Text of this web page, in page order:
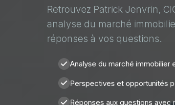
Retrouvez Patrick Jenvrin,
analyse du marché
réponses à vos questions.
Analyse du marché immobilier
Perspectives et opportunités
Réponses aux questions avec